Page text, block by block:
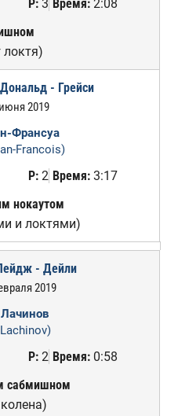
Р:3 Время:2:08
локтя)
- Грейси
2019
Франсуа
Francois)
Р:2 Время:3:17
нокаутом
и локтями)
- Дейли
2019
Р:2 Время:0:58
сабмишном